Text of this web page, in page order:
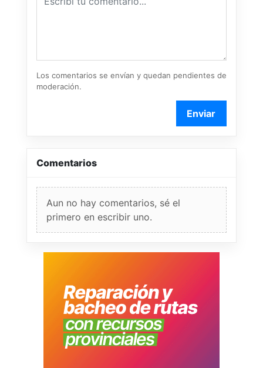
Los comentarios se envían y quedan pendientes de
moderación.
Enviar
Comentarios
Aun no hay comentarios, sé el
primero en escribir uno.